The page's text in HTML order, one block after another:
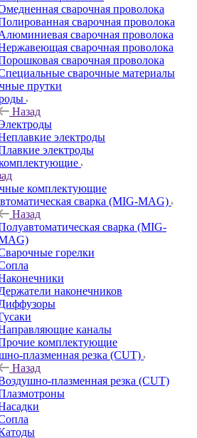
сварочная проволока
сварочная проволока
сварочная проволока
сварочная проволока
сварочная проволока
сварочные материалы
прутки
Назад
электроды
электроды
комплектующие
сварка (MIG-MAG)
Назад
сварка (MIG-
горелки
наконечников
каналы
комплектующие
плазменная резка (CUT)
Назад
плазменная резка (CUT)